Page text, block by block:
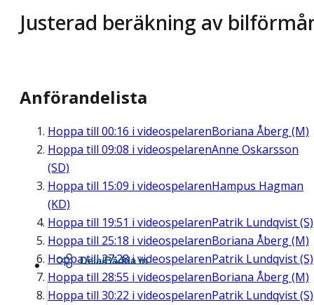
Justerad beräkning av
Anförandelista
Hoppa till 00:16 i videospelarenBoriana Åberg (M)
Hoppa till 09:08 i videospelarenAnne Oskarsson
(SD)
Hoppa till 15:09 i videospelarenHampus Hagman
(KD)
Hoppa till 19:51 i videospelarenPatrik Lundqvist (S)
Hoppa till 25:18 i videospelarenBoriana Åberg (M)
Hoppa till27:28i videospelarenPatrik Lundqvist (S)
Hoppa till 28:55 i videospelarenBoriana Åberg (M)
Hoppa till 30:22 i videospelarenPatrik Lundqvist (S)
Dela/Bädda in